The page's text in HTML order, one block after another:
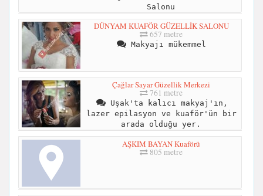
Salonu
DÜNYAM KUAFÖR GÜZELLİK SALONU
657 metre
Makyajı mükemmel
Çağlar Sayar Güzellik Merkezi
761 metre
Uşak'ta kalıcı makyaj'ın,
lazer epilasyon ve kuaför'ün bir
arada olduğu yer.
AŞKIM BAYAN Kuaförü
805 metre